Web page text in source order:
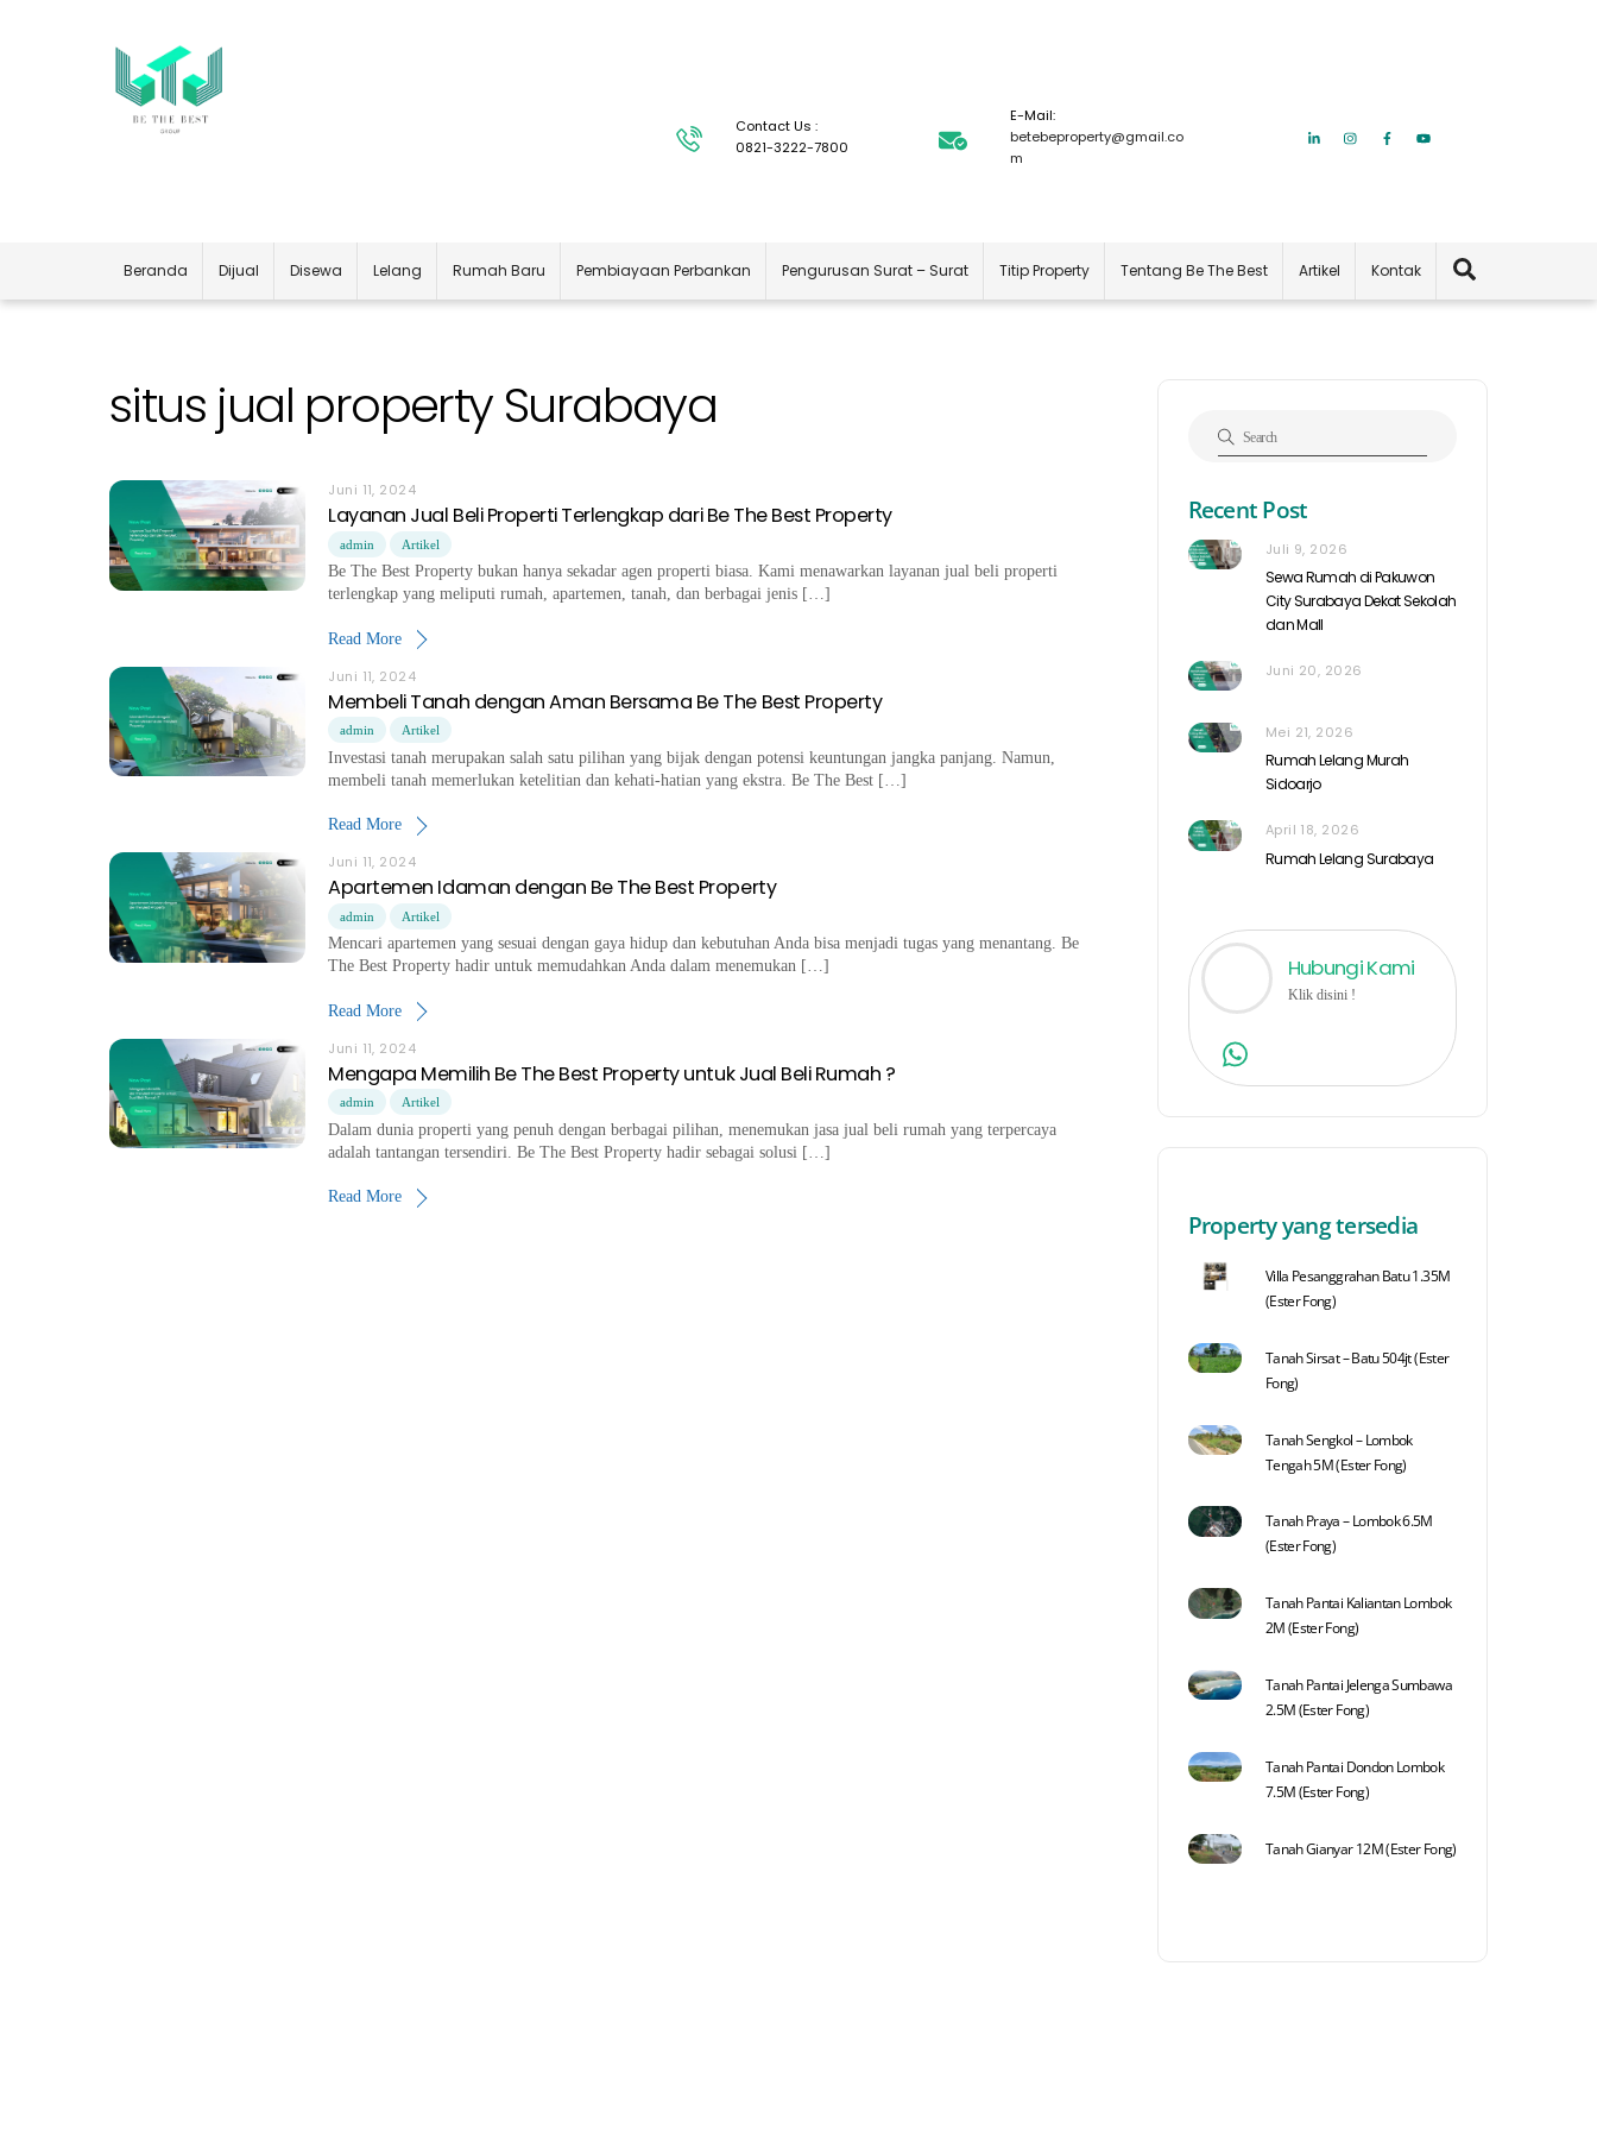
Beranda Dijual Disewa Lelang Rumah Baru Pembiayaan Perbankan Pengurusan Surat – Surat Titip Property Tentang Be The Best Artikel Kontak
Contact Us :
0821-3222-7800
E-Mail:
betebeproperty@gmail.co
m
situs jual property Surabaya
Juni 11, 2024
Layanan Jual Beli Properti Terlengkap dari Be The Best Property
admin Artikel
Be The Best Property bukan hanya sekadar agen properti biasa. Kami menawarkan layanan jual beli properti
terlengkap yang meliputi rumah, apartemen, tanah, dan berbagai jenis […]
Read More
Juni 11, 2024
Membeli Tanah dengan Aman Bersama Be The Best Property
admin Artikel
Investasi tanah merupakan salah satu pilihan yang bijak dengan potensi keuntungan jangka panjang. Namun,
membeli tanah memerlukan ketelitian dan kehati-hatian yang ekstra. Be The Best […]
Read More
Juni 11, 2024
Apartemen Idaman dengan Be The Best Property
admin Artikel
Mencari apartemen yang sesuai dengan gaya hidup dan kebutuhan Anda bisa menjadi tugas yang menantang. Be
The Best Property hadir untuk memudahkan Anda dalam menemukan […]
Read More
Juni 11, 2024
Mengapa Memilih Be The Best Property untuk Jual Beli Rumah ?
admin Artikel
Dalam dunia properti yang penuh dengan berbagai pilihan, menemukan jasa jual beli rumah yang terpercaya
adalah tantangan tersendiri. Be The Best Property hadir sebagai solusi […]
Read More
Recent Post
Juli 9, 2026
Sewa Rumah di Pakuwon
City Surabaya Dekat Sekolah
dan Mall
Juni 20, 2026
Mei 21, 2026
Rumah Lelang Murah
Sidoarjo
April 18, 2026
Rumah Lelang Surabaya
Hubungi Kami
Klik disini !
Property yang tersedia
Villa Pesanggrahan Batu 1.35M
(Ester Fong)
Tanah Sirsat – Batu 504jt (Ester
Fong)
Tanah Sengkol – Lombok
Tengah 5M (Ester Fong)
Tanah Praya – Lombok 6.5M
(Ester Fong)
Tanah Pantai Kaliantan Lombok
2M (Ester Fong)
Tanah Pantai Jelenga Sumbawa
2.5M (Ester Fong)
Tanah Pantai Dondon Lombok
7.5M (Ester Fong)
Tanah Gianyar 12M (Ester Fong)